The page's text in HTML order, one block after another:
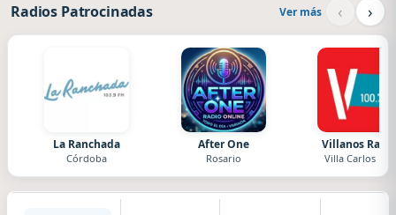
Radios Patrocinadas Ver más ‹ ›
La Ranchada
Córdoba
After One
Rosario
Villanos
Villa Carlos Paz